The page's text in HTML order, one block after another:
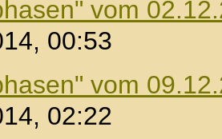
vom
00:53
vom
02:22